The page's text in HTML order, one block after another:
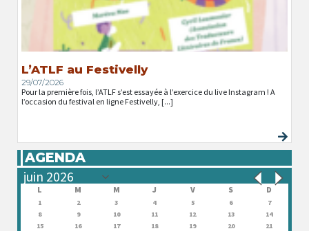
L’ATLF au Festivelly
29/07/2026
Pour la première fois, l’ATLF s’est essayée à l’exercice du live Instagram ! A
l’occasion du festival en ligne Festivelly, [...]
AGENDA
L M M J V S D
1 2 3 4 5 6
7
8
9 10 11 12 13
14
15
16 17 18 19 20
21